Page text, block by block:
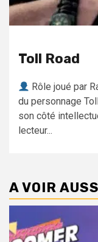
Toll Road
Rôle joué par
du personnage
son côté
lecteur...
A VOIR